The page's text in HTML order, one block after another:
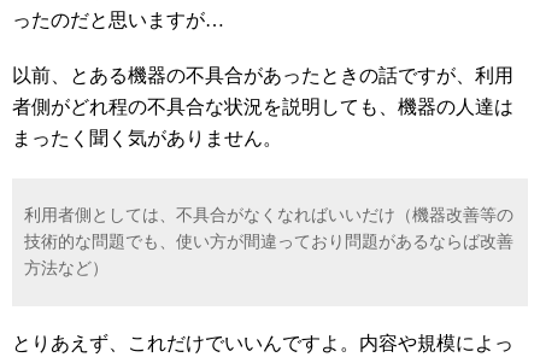
ったのだと思いますが…
以前、とある機器の不具合があったときの話ですが、利用
者側がどれ程の不具合な状況を説明しても、機器の人達は
まったく聞く気がありません。
利用者側としては、不具合がなくなればいいだけ（機器改善等の
技術的な問題でも、使い方が間違っており問題があるならば改善
方法など）
とりあえず、これだけでいいんですよ。内容や規模によっ